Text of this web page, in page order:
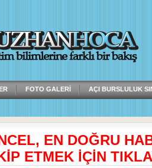
FOTO GALERI AÇI BURSLULUK
EN DOĞRU
ETMEK İÇİN